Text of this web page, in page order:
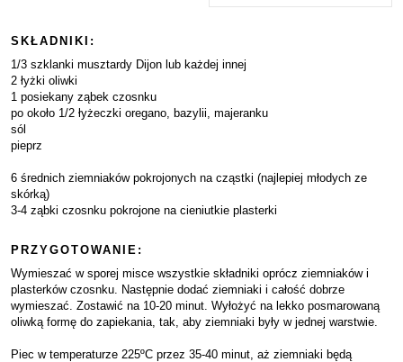
SKŁADNIKI:
1/3 szklanki musztardy Dijon lub każdej innej
2 łyżki oliwki
1 posiekany ząbek czosnku
po około 1/2 łyżeczki oregano, bazylii, majeranku
sól
pieprz
6 średnich ziemniaków pokrojonych na cząstki (najlepiej młodych ze
skórką)
3-4 ząbki czosnku pokrojone na cieniutkie plasterki
PRZYGOTOWANIE:
Wymieszać w sporej misce wszystkie składniki oprócz ziemniaków i
plasterków czosnku. Następnie dodać ziemniaki i całość dobrze
wymieszać. Zostawić na 10-20 minut. Wyłożyć na lekko posmarowaną
oliwką formę do zapiekania, tak, aby ziemniaki były w jednej warstwie.
Piec w temperaturze 225ºC przez 35-40 minut, aż ziemniaki będą